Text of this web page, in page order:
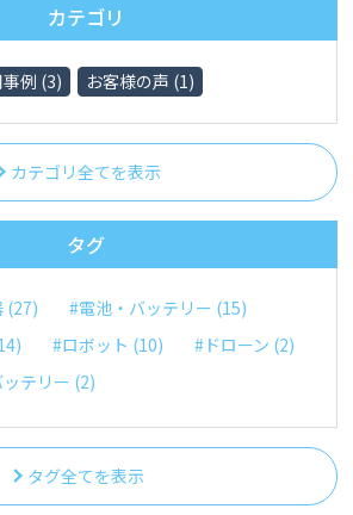
カテゴリ
例 (3) お客様の声 (1)
カテゴリ全てを表示
タグ
(27)
#電池・バッテリー (15)
#ロボット (10)
#ドローン (2)
テリー (2)
タグ全てを表示